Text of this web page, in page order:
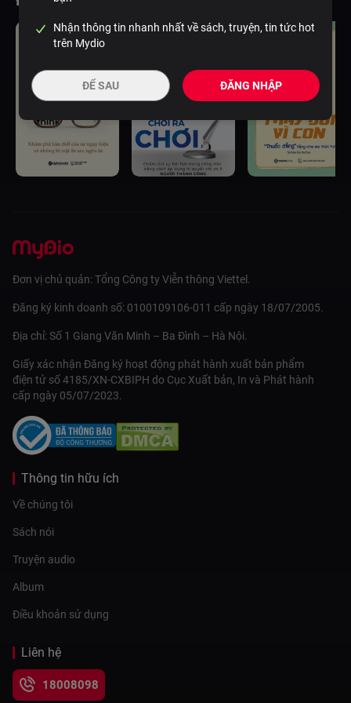
Nhận thông tin nhanh nhất về sách, truyện, tin tức hot
trên Mydio
ĐỂ SAU ĐĂNG NHẬP
Đơn vị chủ quản: Tổng Công ty Viễn thông Viettel.
Đăng ký kinh doanh số: 0100109106-011 cấp ngày 18/07/2005.
Địa chỉ: Số 1 Giang Văn Minh – Ba Đình – Hà Nội.
Giấy xác nhận Đăng ký hoạt động phát hành xuất bản phẩm
điện tử số 4185/XN-CXBIPH do Cục Xuất bản, In và Phát hành
cấp ngày 05/07/2023.
Thông tin hữu ích
Về chúng tôi
Sách nói
Truyện audio
Album
Điều khoản sử dụng
Liên hệ
18008098